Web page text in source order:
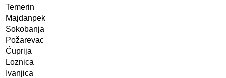
Temerin
Majdanpek
Sokobanja
Požarevac
Ćuprija
Loznica
Ivanjica